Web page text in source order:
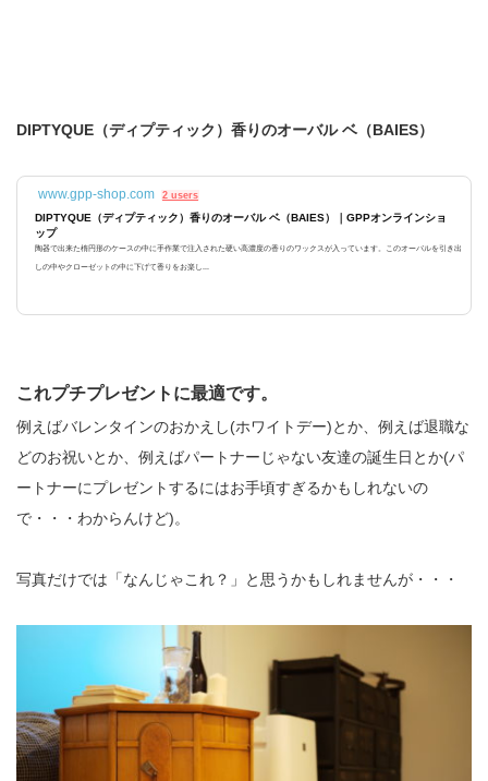
DIPTYQUE（ディプティック）香りのオーバル ベ（BAIES）
www.gpp-shop.com 2 users
DIPTYQUE（ディプティック）香りのオーバル ベ（BAIES）｜GPPオンラインショ
ップ
陶器で出来た楕円形のケースの中に手作業で注入された硬い高濃度の香りのワックスが入っています。このオーバルを引き出
しの中やクローゼットの中に下げて香りをお楽し...
これプチプレゼントに最適です。
例えばバレンタインのおかえし(ホワイトデー)とか、例えば退職な
どのお祝いとか、例えばパートナーじゃない友達の誕生日とか(パ
ートナーにプレゼントするにはお手頃すぎるかもしれないの
で・・・わからんけど)。
写真だけでは「なんじゃこれ？」と思うかもしれませんが・・・